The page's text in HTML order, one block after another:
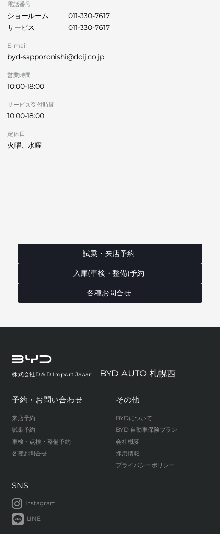
電話番号
ショールーム
011-330-7617
サービス
011-330-7617
E-mail
byd-sapporonishi@ddij.co.jp
営業時間
10:00-18:00
サービス受付時間
10:00-18:00
定休日
火曜、水曜
試乗・来店予約
入庫(車検・整備)予約
各種お問合せ
株式会社D＆D Import Japan BYD AUTO 札幌西
予約・お問い合わせ
来店予約
試乗予約
車検・点検・整備予約
各種お問合せ
その他
BYDについて
BYD 自動車保険プラン
会社概要
採用情報
プライバシーポリシー
SNS
Instagram
LINE